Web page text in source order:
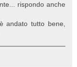
rispondo anche
andato tutto bene,